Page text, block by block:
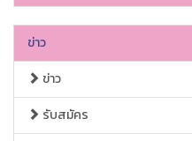
ข่าว
ข่าว
รับสมัคร